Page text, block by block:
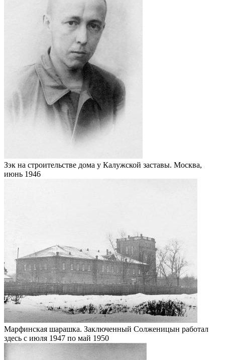
Зэк на строительстве дома у Калужской заставы. Москва,
июнь 1946
Марфинская шарашка. Заключенный Солженицын работал
здесь с июля 1947 по май 1950